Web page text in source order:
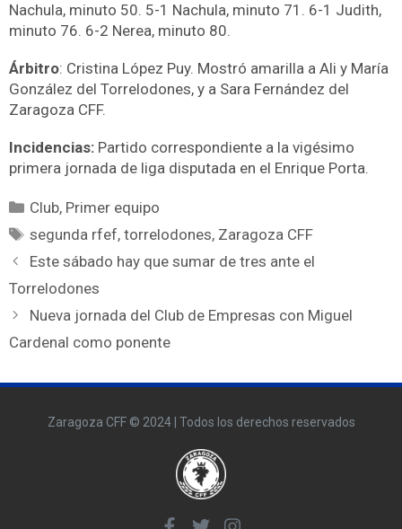
Nachula, minuto 50. 5-1 Nachula, minuto 71. 6-1 Judith,
minuto 76. 6-2 Nerea, minuto 80.
Árbitro: Cristina López Puy. Mostró amarilla a Ali y María
González del Torrelodones, y a Sara Fernández del
Zaragoza CFF.
Incidencias: Partido correspondiente a la vigésimo
primera jornada de liga disputada en el Enrique Porta.
Club, Primer equipo
segunda rfef,torrelodones, Zaragoza CFF
Este sábado hay que sumar de tres ante el
Torrelodones
Nueva jornada del Club de Empresas con Miguel
Cardenal como ponente
Zaragoza CFF © 2024 | Todos los derechos reservados